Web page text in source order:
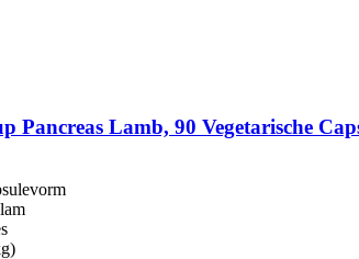
Pancreas Lamb, 90 Vegetarische